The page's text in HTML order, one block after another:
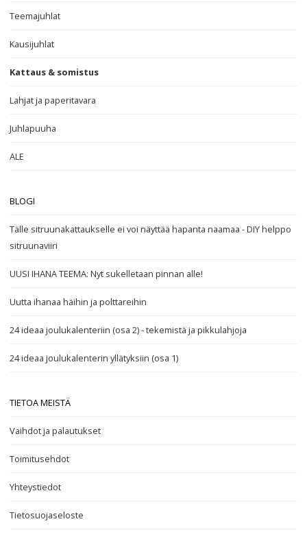
Teemajuhlat
Kausijuhlat
Kattaus & somistus
Lahjat ja paperitavara
Juhlapuuha
ALE
BLOGI
Tälle sitruunakattaukselle ei voi näyttää hapanta naamaa - DIY helppo
sitruunaviiri
UUSI IHANA TEEMA: Nyt sukelletaan pinnan alle!
Uutta ihanaa häihin ja polttareihin
24 ideaa joulukalenteriin (osa 2) - tekemistä ja pikkulahjoja
24 ideaa joulukalenterin yllätyksiin (osa 1)
TIETOA MEISTÄ
Vaihdot ja palautukset
Toimitusehdot
Yhteystiedot
Tietosuojaseloste